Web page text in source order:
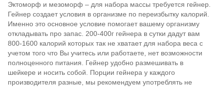
Эктоморф и мезоморф – для набора массы требуется гейнер.
Гейнер создает условия в организме по переизбытку калорий.
Именно это основное условие помогает вашему организму
откладывать про запас. 200-400г гейнера в сутки дадут вам
800-1600 калорий которых так не хватает для набора веса с
учетом того что Вы учитесь или работаете, нет возможности
полноценного питания. Гейнер удобно размешивать в
шейкере и носить собой. Порции гейнера у каждого
производителя разные, мы рекомендуем употреблять не